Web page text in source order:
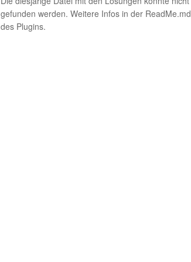
gefunden werden. Weitere Infos in der ReadMe.md
des Plugins.